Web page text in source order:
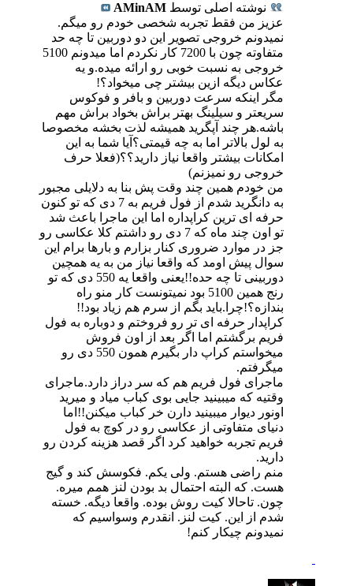
نوشته اصلی توسط AMinAM
عزیز من فقط تجربه شخصی خودم رو میگم.
نمیدونم خروجی تصویر این دو دوربین تا چه حد
متفاوته چون با 7200 کار نکردم اما میدونم 5100
خروجی به نسبت خوبی رو ارائه میده.و یه
عکاس دیگه ازین بیشتر چی میخواد؟!
مگر اینکه سرعت دوربین و بافر و فوکوس
سریعتر و سیلینگ بهتر براش بخواد براش مهم
باشه.هر چند آپگرید همیشه لذت بخشه مخصوصا
به لول بالاتر اما به چه قیمتی؟آیا شما به این
امکانات بیشتر واقعا نیاز دارید؟؟(فعلا حرف
خروجی رو نمیزنم)
من خودم همین چند وقت پش بنا به دلایلی مجبور
به دانگرید شدم از فول فریم به 7 دی که تو کنون
حرفه ای ترین کراپداره اما این ماجرا باعث شد
تو اون چند ماه که 7 دی رو داشتم کلا عکاسی رو
جز در موارد ضروری کنار بزارم و بارها برام این
سوال پیش اومد که واقعا نیاز من به یه همچین
دوربینی تا چه حده!!یعنی واقعا یه 550 دی که تو
رنج همین 5100 بود نمیتونست کار منو راه
بندازه؟!چرا.باید بگم از سرم هم زیاد بود!!
کراپدار حرفه ای تر رو فروختم و دوباره به فول
فریم برگشتم اما اگر بعد از اون فروش
میخواستم کراپ دار بگیرم همون 550 دی رو
میگرفتم.
ماجرای فول فریم هم که سر دراز دارد.ماجرای
وقتیه که میبینید جایی بوی کباب میاد و میرید
اونور دیوار میبینید دارن خر کباب میکنن!!اما
دنیای متفاوتی از عکاسی رو در کوچ به فول
فریم تجربه خواهید کرد اگر قصد هزینه کردن رو
دارید.
منم راضی هستم. ولی یکم. فکوسش کند و گیج
هست. که البته احتمال بد بودن لنز همم میره.
چون. تاحالا کیت روش بوده. واقعا دیگه. خسته
شدم از این. کیت لنز. انقدرم وسواسیم که
نمیدونم چیکار کنم!